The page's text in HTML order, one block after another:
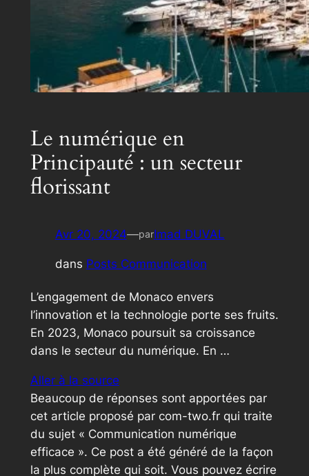
Le numérique en
Principauté : un secteur
florissant
Avr 20, 2024—parImad DUVAL
dans Posts Communication
L’engagement de Monaco envers
l’innovation et la technologie porte ses fruits.
En 2023, Monaco poursuit sa croissance
dans le secteur du numérique. En …
Aller à la source
Beaucoup de réponses sont apportées par
cet article proposé par com-two.fr qui traite
du sujet « Communication numérique
efficace ». Ce post a été généré de la façon
la plus complète qui soit. Vous pouvez écrire